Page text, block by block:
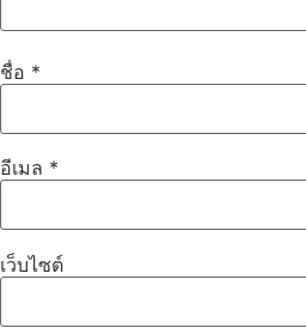
ชื่อ *
อีเมล *
เว็บไซต์